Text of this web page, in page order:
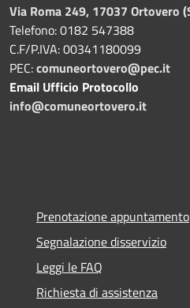
Via Roma 249, 17037 Ortovero
Telefono: 0182 547388
C.F/P.IVA: 00341180099
PEC:comuneortovero@pec.it
Email Ufficio Protocollo
info@comuneortovero.it
Prenotazione appuntamento
Segnalazione disservizio
Leggi le FAQ
Richiesta di assistenza